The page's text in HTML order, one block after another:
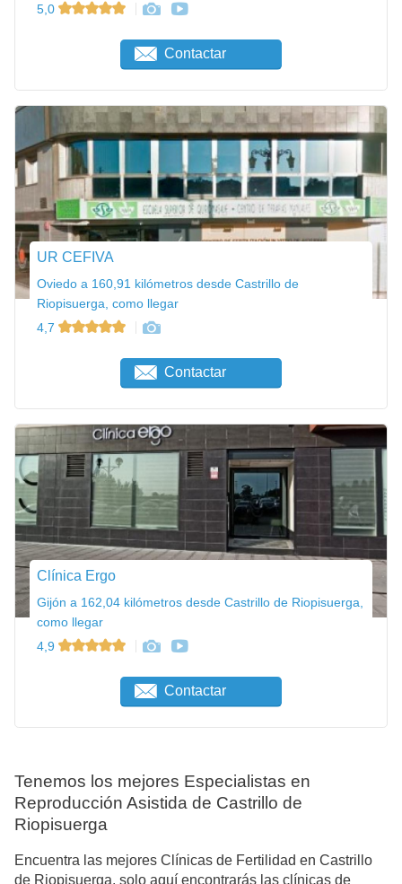
5,0
Contactar
UR CEFIVA
Oviedo a 160,91 kilómetros desde Castrillo de
Riopisuerga, como llegar
4,7
Contactar
Clínica Ergo
Gijón a 162,04 kilómetros desde Castrillo de Riopisuerga,
como llegar
4,9
Contactar
Tenemos los mejores Especialistas en
Reproducción Asistida de Castrillo de
Riopisuerga
Encuentra las mejores Clínicas de Fertilidad en Castrillo
de Riopisuerga, solo aquí encontrarás las clínicas de